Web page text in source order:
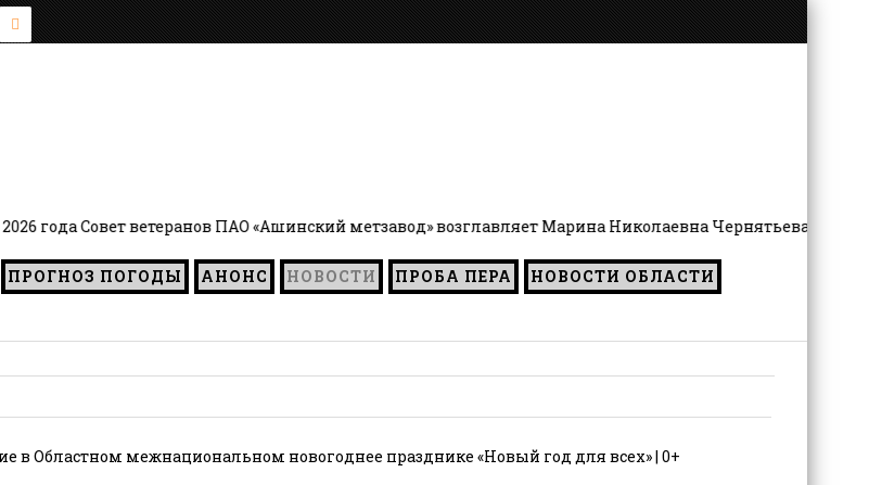
ветеранов ПАО «Ашинский метзавод» возглавляет Марина Николаевна Чернятьева
ПРОГНОЗ ПОГОДЫ АНОНС НОВОСТИ ПРОБА ПЕРА
НОВОСТИ ОБЛАСТИ
в Областном межнациональном новогоднее празднике «Новый год для всех» | 0+